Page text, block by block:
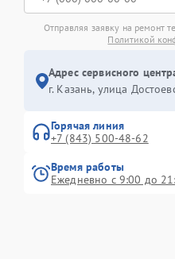
Отправляя заявку на ремонт
Политикой
Адрес сервисного
г. Казань, улица
Горячая линия
+7 (843) 500-48-62
Время работы
Ежедневно с 9:00 до